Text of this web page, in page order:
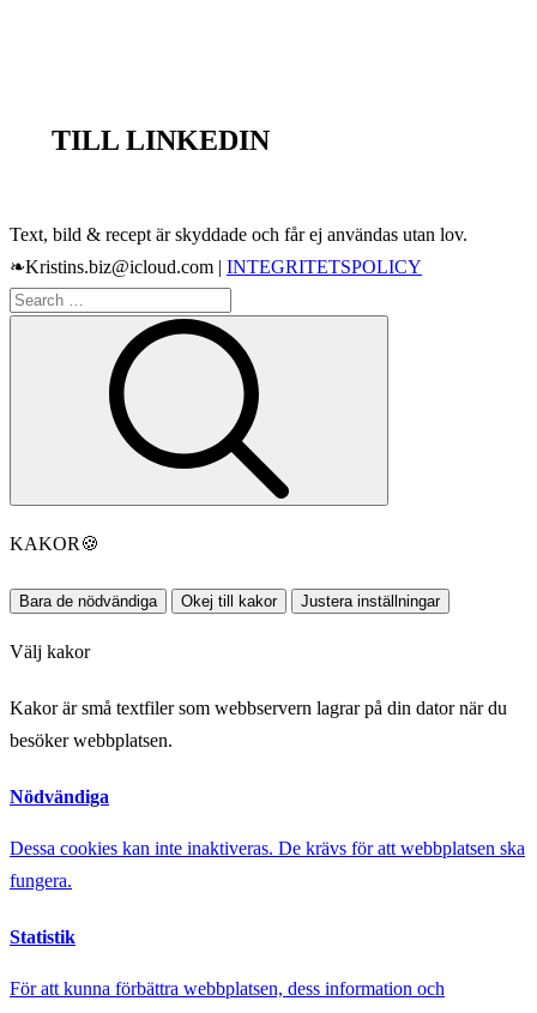
TILL LINKEDIN
Text, bild & recept är skyddade och får ej användas utan lov.
❧Kristins.biz@icloud.com | INTEGRITETSPOLICY
Search
KAKOR 🍪
Bara de nödvändiga Okej till kakor Justera inställningar
Välj kakor
Kakor är små textfiler som webbservern lagrar på din dator när du
besöker webbplatsen.
Nödvändiga
Dessa cookies kan inte inaktiveras. De krävs för att webbplatsen ska
fungera.
Statistik
För att kunna förbättra webbplatsen, dess information och